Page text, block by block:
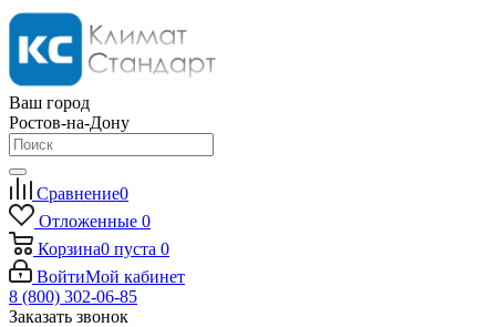
Ваш город
Ростов-на-Дону
Сравнение0
Отложенные 0
Корзина0 пуста 0
ВойтиМой кабинет
8 (800) 302-06-85
Заказать звонок